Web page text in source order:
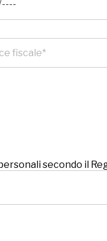
secondo il